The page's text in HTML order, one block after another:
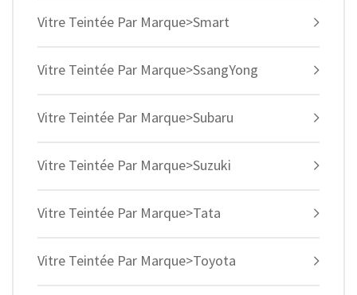
Vitre Teintée Par Marque>Smart
Vitre Teintée Par Marque>SsangYong
Vitre Teintée Par Marque>Subaru
Vitre Teintée Par Marque>Suzuki
Vitre Teintée Par Marque>Tata
Vitre Teintée Par Marque>Toyota